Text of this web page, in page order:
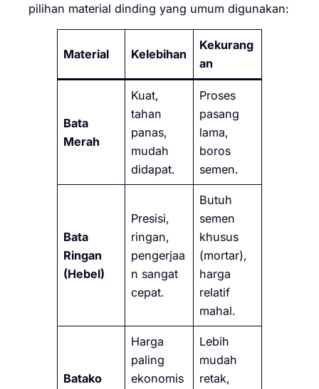
pilihan material dinding yang umum digunakan:
Material Kelebihan
Kekurang
an
Bata
Merah
Kuat,
tahan
panas,
mudah
didapat.
Proses
pasang
lama,
boros
semen.
Bata
Ringan
(Hebel)
Presisi,
ringan,
pengerjaa
n sangat
cepat.
Butuh
semen
khusus
(mortar),
harga
relatif
mahal.
Batako
Harga
paling
ekonomis
Lebih
mudah
retak,